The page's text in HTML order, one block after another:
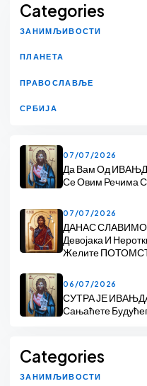
Categories
ЗАНИМЉИВОСТИ
ПЛАНЕТА
ПРАВОСЛАВЉЕ
СРБИЈА
07/07/2026
Да Вам Од
Се Овим
07/07/2026
ДАНАС СЛАВИМО
Девојака И
Желите
06/07/2026
СУТРА ЈЕ
Сањаћете
Categories
ЗАНИМЉИВОСТИ